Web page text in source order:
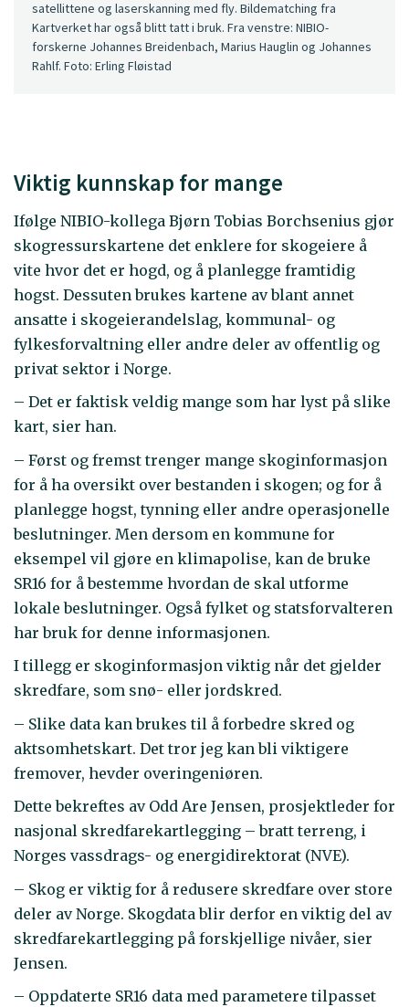
satellittene og laserskanning med fly. Bildematching fra
Kartverket har også blitt tatt i bruk. Fra venstre: NIBIO-
forskerne Johannes Breidenbach, Marius Hauglin og Johannes
Rahlf. Foto: Erling Fløistad
Viktig kunnskap for mange
Ifølge NIBIO-kollega Bjørn Tobias Borchsenius gjør
skogressurskartene det enklere for skogeiere å
vite hvor det er hogd, og å planlegge framtidig
hogst. Dessuten brukes kartene av blant annet
ansatte i skogeierandelslag, kommunal- og
fylkesforvaltning eller andre deler av offentlig og
privat sektor i Norge.
– Det er faktisk veldig mange som har lyst på slike
kart, sier han.
– Først og fremst trenger mange skoginformasjon
for å ha oversikt over bestanden i skogen; og for å
planlegge hogst, tynning eller andre operasjonelle
beslutninger. Men dersom en kommune for
eksempel vil gjøre en klimapolise, kan de bruke
SR16 for å bestemme hvordan de skal utforme
lokale beslutninger. Også fylket og statsforvalteren
har bruk for denne informasjonen.
I tillegg er skoginformasjon viktig når det gjelder
skredfare, som snø- eller jordskred.
– Slike data kan brukes til å forbedre skred og
aktsomhetskart. Det tror jeg kan bli viktigere
fremover, hevder overingeniøren.
Dette bekreftes av Odd Are Jensen, prosjektleder for
nasjonal skredfarekartlegging – bratt terreng, i
Norges vassdrags- og energidirektorat (NVE).
– Skog er viktig for å redusere skredfare over store
deler av Norge. Skogdata blir derfor en viktig del av
skredfarekartlegging på forskjellige nivåer, sier
Jensen.
– Oppdaterte SR16 data med parametere tilpasset